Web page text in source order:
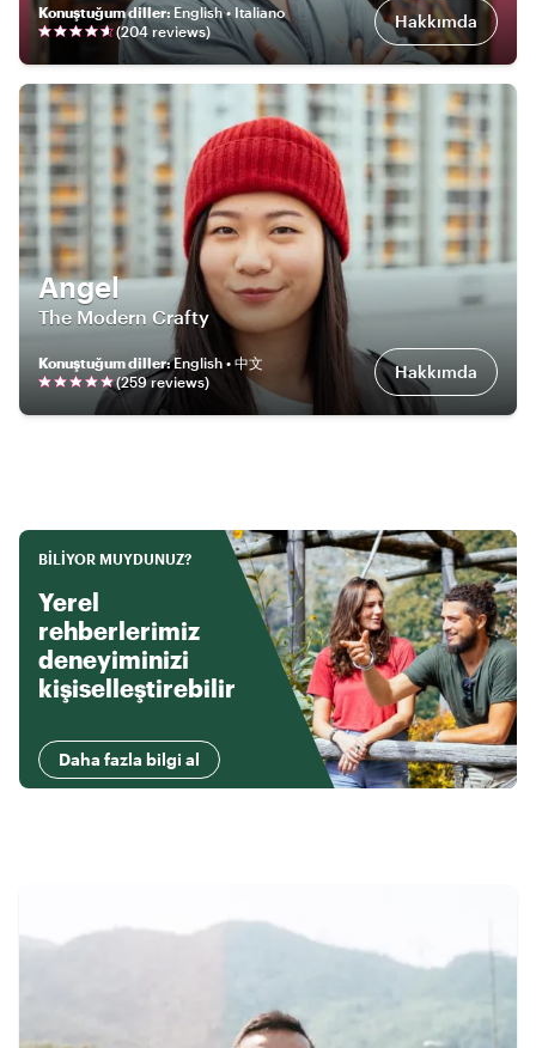
Konuştuğum diller:English • Italiano
(204 reviews) Hakkımda
Angel
The Modern Crafty
Konuştuğum diller:English • 中文
(259reviews) Hakkımda
BILIYOR MUYDUNUZ?
Yerel
rehberlerimiz
deneyiminizi
kişiselleştirebilir
Daha fazla bilgi al